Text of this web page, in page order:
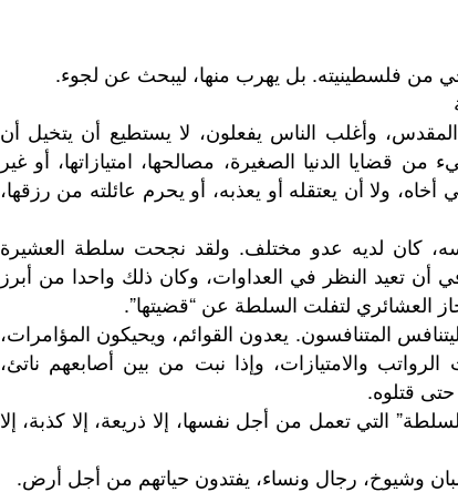
من فلسطينيته. بل يهرب منها، ليبحث عن لجوء.
وأغلب الناس يفعلون، لا يستطيع أن يتخيل أن
الدنيا الصغيرة، مصالحها، امتيازاتها، أو غير
ولا أن يعتقله أو يعذبه، أو يحرم عائلته من رزقها،
كان لديه عدو مختلف. ولقد نجحت سلطة العشيرة
أن تعيد النظر في العداوات، وكان ذلك واحدا من أبرز
العشائري لتفلت السلطة عن “قضيتها”.
المتنافسون. يعدون القوائم، ويحيكون المؤامرات،
والامتيازات، وإذا نبت من بين أصابعهم ناتئ،
قتلوه.
التي تعمل من أجل نفسها، إلا ذريعة، إلا كذبة، إلا
وشيوخ، رجال ونساء، يفتدون حياتهم من أجل أرض.